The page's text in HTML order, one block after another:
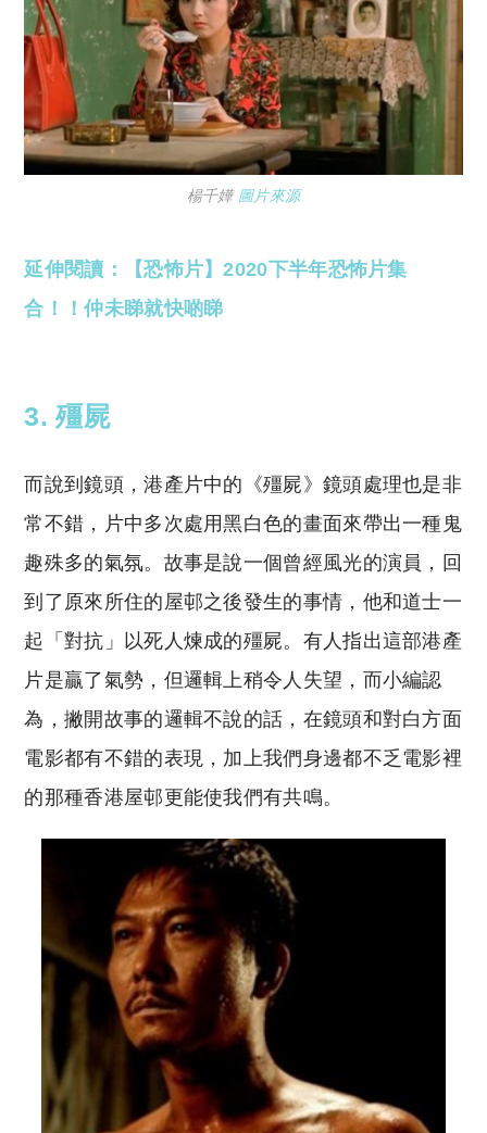
楊千嬅 圖片來源
延伸閱讀：【恐怖片】2020下半年恐怖片集
合！！仲未睇就快啲睇
3. 殭屍
而說到鏡頭，港產片中的《殭屍》鏡頭處理也是非
常不錯，片中多次處用黑白色的畫面來帶出一種鬼
趣殊多的氣氛。故事是說一個曾經風光的演員，回
到了原來所住的屋邨之後發生的事情，他和道士一
起「對抗」以死人煉成的殭屍。有人指出這部港產
片是贏了氣勢，但邏輯上稍令人失望，而小編認
為，撇開故事的邏輯不說的話，在鏡頭和對白方面
電影都有不錯的表現，加上我們身邊都不乏電影裡
的那種香港屋邨更能使我們有共鳴。